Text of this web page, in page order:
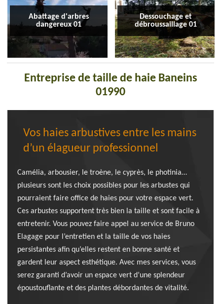
Abattage d'arbres
dangereux 01
Dessouchage et
débroussaillage 01
Entreprise de taille de haie Baneins
01990
Vos haies arbustives entre les mains
d’un élagueur professionnel
Camélia, arbousier, le troène, le cyprès, le photinia…
plusieurs sont les choix possibles pour les arbustes qui
pourraient faire office de haies pour votre espace vert.
Ces arbustes supportent très bien la taille et sont facile à
entretenir. Vous pouvez faire appel au service de Bruno
Elagage pour l’entretien et la taille de vos haies
persistantes afin qu’elles restent en bonne santé et
gardent leur aspect esthétique. Avec mes services, vous
serez garanti d’avoir un espace vert d’une splendeur
époustouflante et des plantes débordantes de vitalité.